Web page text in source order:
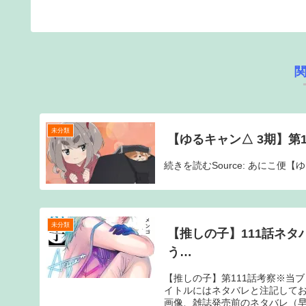
未分類
【ゆるキャン△ 3期】
続きを読むSource: あにこ便【
未分類
【推しの子】111話ネ
う…
【推しの子】第111話考察※当
イトルにはネタバレと注記して
画像、雑誌発売前のネタバレ（